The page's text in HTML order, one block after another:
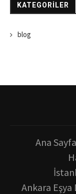
KATEGORILER
blog
Ana Sayfa
Ankara